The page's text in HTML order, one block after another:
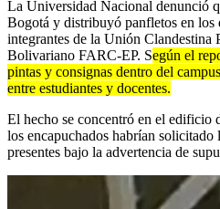
La Universidad Nacional denunció
Bogotá y distribuyó panfletos en los
integrantes de la Unión
Bolivariano FARC-EP. Según el
pintas y consignas dentro del
entre estudiantes y docentes.
El hecho se concentró en el edificio
los encapuchados habrían solicitado
presentes bajo la advertencia de